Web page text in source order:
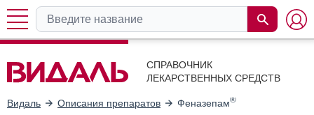
СПРАВОЧНИК
ЛЕКАРСТВЕННЫХ СРЕДСТВ
Видаль Описания препаратов Феназепам®